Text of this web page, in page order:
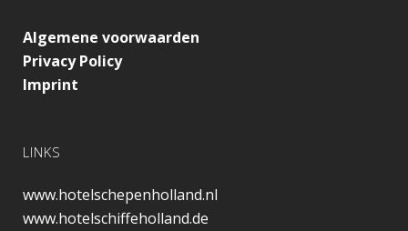
Algemene voorwaarden
Privacy Policy
Imprint
LINKS
www.hotelschepenholland.nl
www.hotelschiffeholland.de